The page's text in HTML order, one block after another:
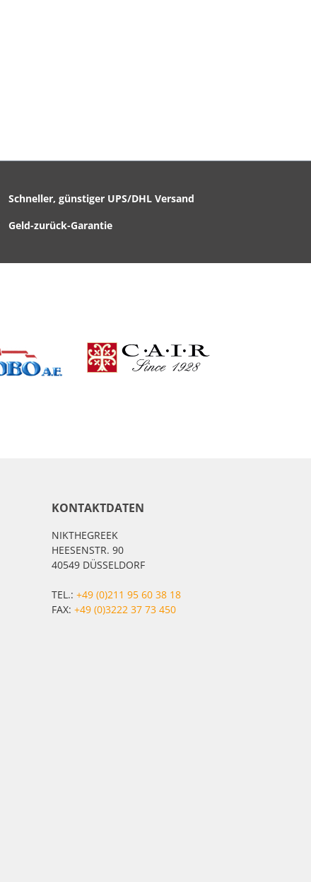
Schneller, günstiger UPS/DHL Versand
Geld-zurück-Garantie
KONTAKTDATEN
NIKTHEGREEK
HEESENSTR. 90
40549 DÜSSELDORF
TEL.: +49 (0)211 95 60 38 18
FAX: +49 (0)3222 37 73 450